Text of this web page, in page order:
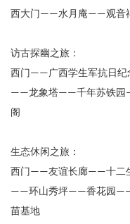
西大门——水月庵——观音
访古探幽之旅：
西门—— 广西学生军抗日纪
——龙象塔——千年苏铁园
阁
生态休闲之旅：
西门——友谊长廊——十二
——环山秀坪——香花园
苗基地